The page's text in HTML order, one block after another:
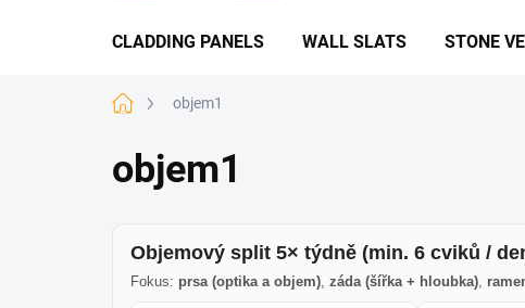
CLADDING PANELS WALL SLATS STONE
Homeobjem1
objem1
Objemový split 5× týdně (min. 6 cviků /
Fokus: prsa (optika a objem), záda (šířka + hloubka),